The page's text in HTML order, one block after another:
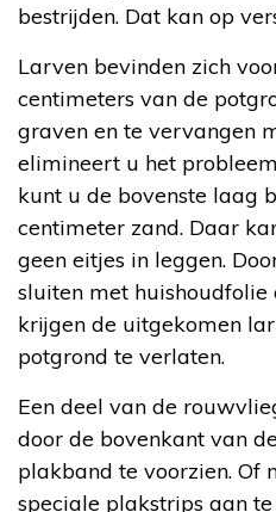
bestrijden. Dat kan op
Larven bevinden zich
centimeters van de
graven en te vervangen
elimineert u het
kunt u de bovenste laag
centimeter zand. Daar
geen eitjes in leggen.
sluiten met
krijgen de uitgekomen
potgrond te verlaten.
Een deel van de
door de bovenkant van
plakband te voorzien. Of
speciale plakstrips aan